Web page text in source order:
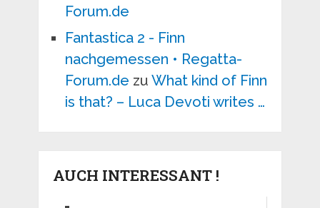
Forum.de
Fantastica 2 - Finn
nachgemessen • Regatta-
Forum.de zu What kind of Finn
is that? – Luca Devoti writes …
AUCH INTERESSANT !